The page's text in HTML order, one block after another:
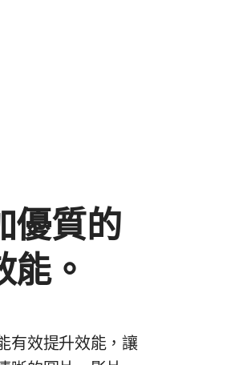
優質的
。
有效提升效能，讓